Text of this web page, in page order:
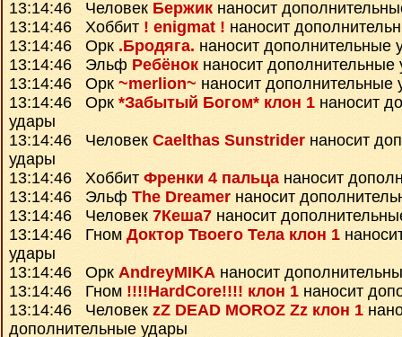
13:14:46 Человек Бержик наносит
13:14:46 Хоббит ! enigmat ! наносит
13:14:46 Орк .Бродяга. наносит дополнительные
13:14:46 Эльф Ребёнок наносит дополнительные
13:14:46 Орк ~merlion~ наносит дополнительные
13:14:46 Орк *Забытый Богом* клон 1 наносит
удары
13:14:46 Человек Caelthas Sunstrider наносит
удары
13:14:46 Хоббит Френки 4 пальцананосит
13:14:46 Эльф The Dreamer наносит
13:14:46 Человек 7Кеша7 наносит
13:14:46 Гном Доктор Твоего Тела клон 1
удары
13:14:46 Орк AndreyMIKA наносит
13:14:46 Гном !!!!HardCore!!!! клон 1 наносит
13:14:46 Человек zZ DEAD MOROZ Zz клон 1
дополнительные удары